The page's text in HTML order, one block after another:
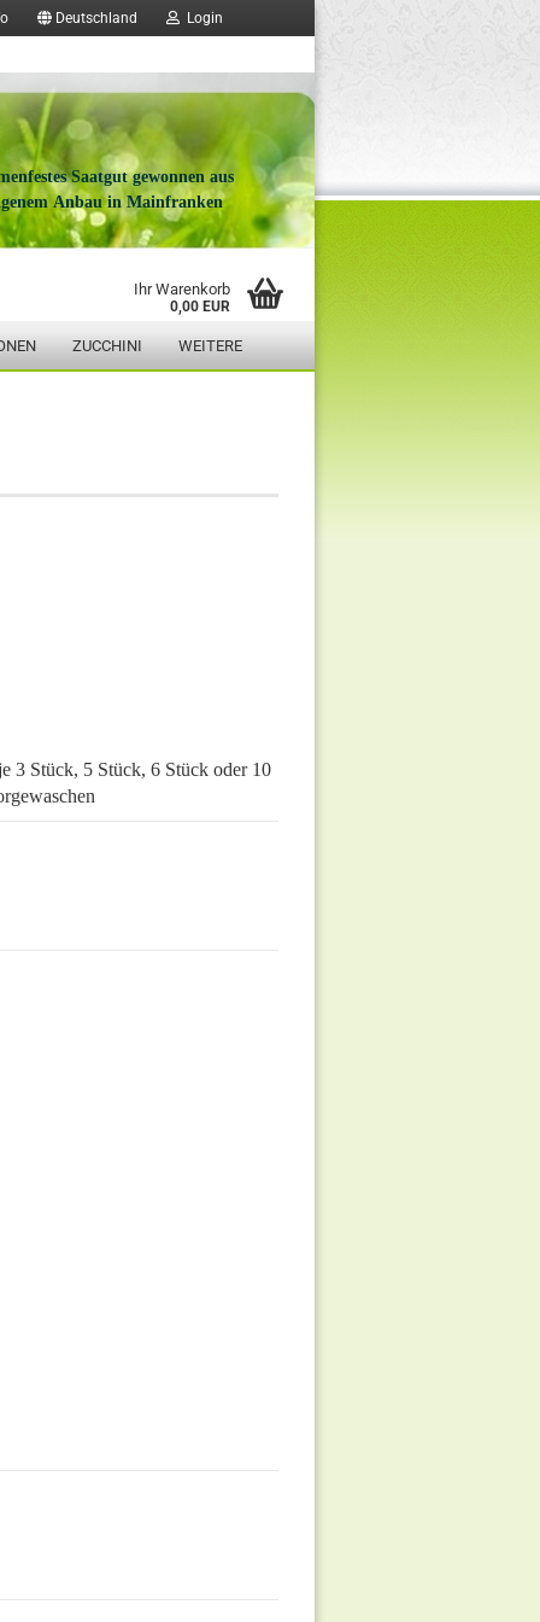
Deutschland Login
Saatgut gewonnen aus
Anbau in Mainfranken
Ihr Warenkorb
0,00 EUR
ZUCCHINI WEITERE
3 Stück, 5 Stück, 6 Stück oder 10